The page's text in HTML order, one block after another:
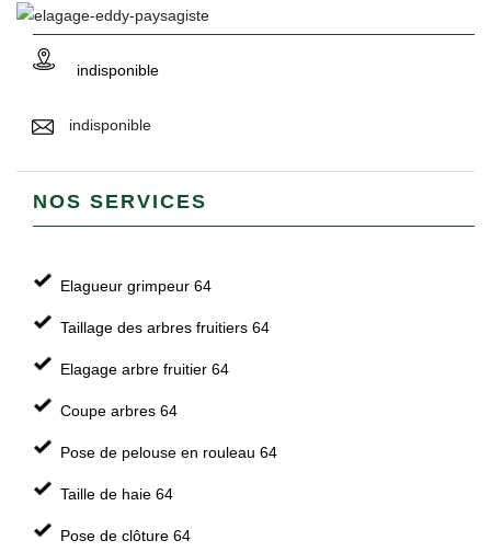
indisponible
indisponible
NOS SERVICES
Elagueur grimpeur 64
Taillage des arbres fruitiers 64
Elagage arbre fruitier 64
Coupe arbres 64
Pose de pelouse en rouleau 64
Taille de haie 64
Pose de clôture 64